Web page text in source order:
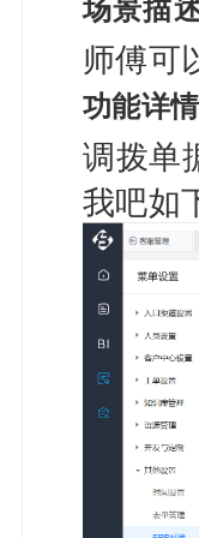
师傅可
功能详
调拨单
我吧如